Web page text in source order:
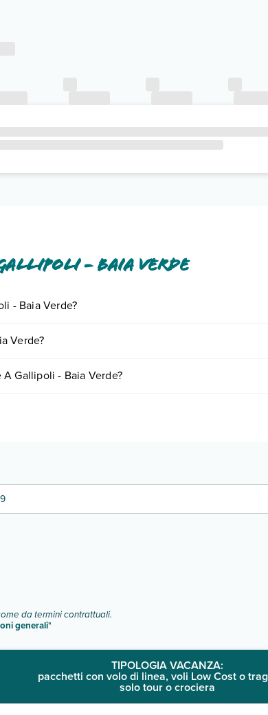
- Baia Verde
- Baia Verde?
Verde?
Gallipoli - Baia Verde?
".
da termini contrattuali.
generali"
TIPOLOGIA VACANZA:
pacchetti con volo di linea, voli Low Cost o
solo tour o crociera